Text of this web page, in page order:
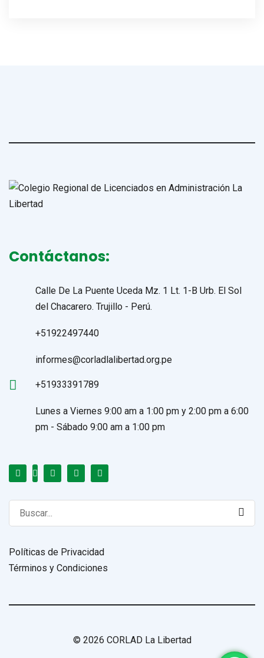
Contáctanos:
Calle De La Puente Uceda Mz. 1 Lt. 1-B Urb. El Sol
del Chacarero. Trujillo - Perú.
+51922497440
informes@corladlalibertad.org.pe
+51933391789
Lunes a Viernes 9:00 am a 1:00 pm y 2:00 pm a 6:00
pm - Sábado 9:00 am a 1:00 pm
Search
for:
Políticas de Privacidad
Términos y Condiciones
© 2026 CORLAD La Libertad